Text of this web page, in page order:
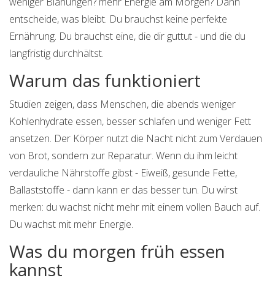
entscheide, was bleibt. Du brauchst keine perfekte
Ernährung. Du brauchst eine, die dir guttut - und die du
langfristig durchhältst.
Warum das funktioniert
Studien zeigen, dass Menschen, die abends weniger
Kohlenhydrate essen, besser schlafen und weniger Fett
ansetzen. Der Körper nutzt die Nacht nicht zum Verdauen
von Brot, sondern zur Reparatur. Wenn du ihm leicht
verdauliche Nährstoffe gibst - Eiweiß, gesunde Fette,
Ballaststoffe - dann kann er das besser tun. Du wirst
merken: du wachst nicht mehr mit einem vollen Bauch auf.
Du wachst mit mehr Energie.
Was du morgen früh essen
kannst